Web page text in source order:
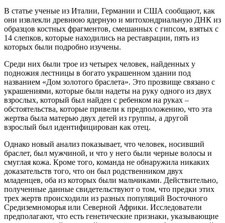
В статье ученые из Италии, Германии и США сообщают, как
они извлекли древнюю ядерную и митохондриальную ДНК из
образцов костных фрагментов, смешанных с гипсом, взятых с
14 слепков, которые находились на реставрации, пять из
которых были подробно изучены.
Среди них были трое из четырех человек, найденных у
подножия лестницы в богато украшенном здании под
названием «Дом золотого браслета». Это прозвище связано с
украшениями, которые были надеты на руку одного из двух
взрослых, который был найден с ребенком на руках –
обстоятельства, которые привели к предположению, что эта
жертва была матерью двух детей из группы, а другой
взрослый был идентифицирован как отец.
Однако новый анализ показывает, что человек, носивший
браслет, был мужчиной, и что у него были черные волосы и
смуглая кожа. Кроме того, команда не обнаружила никаких
доказательств того, что он был родственником двух
младенцев, оба из которых были мальчиками. Действительно,
полученные данные свидетельствуют о том, что предки этих
трех жертв происходили из разных популяций Восточного
Средиземноморья или Северной Африки. Исследователи
предполагают, что есть генетические признаки, указывающие